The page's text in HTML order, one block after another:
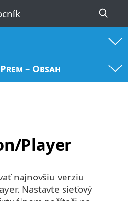
Prem – Obsah
Player
najnovšiu verziu
Nastavte sieťový